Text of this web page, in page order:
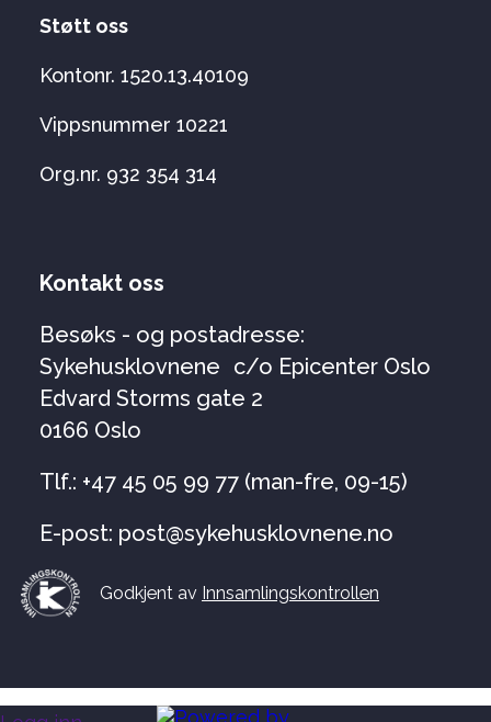
Støtt oss
Kontonr. 1520.13.40109
Vippsnummer 10221
Org.nr. 932 354 314
Kontakt oss
Besøks - og postadresse:
Sykehusklovnene c/o Epicenter Oslo
Edvard Storms gate 2
0166 Oslo
Tlf.: +47 45 05 99 77 (man-fre, 09-15)
E-post: post@sykehusklovnene.no
Godkjent av Innsamlingskontrollen